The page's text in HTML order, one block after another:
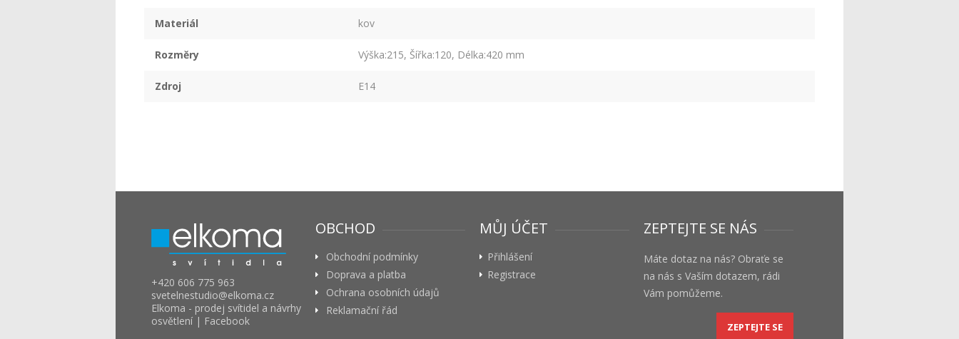
Materiál kov
Rozměry Výška:215, Šířka:120, Délka:420 mm
Zdroj E14
+420 606 775 963
svetelnestudio
elkoma.cz
Elkoma - prodej svítidel a návrhy
osvětlení | Facebook
OBCHOD
Obchodní podmínky
Doprava a platba
Ochrana osobních údajů
Reklamační řád
MŮJ ÚČET
Přihlášení
Registrace
ZEPTEJTE SE NÁS
Máte dotaz na nás? Obraťe se
na nás s Vaším dotazem, rádi
Vám pomůžeme.
ZEPTEJTE SE